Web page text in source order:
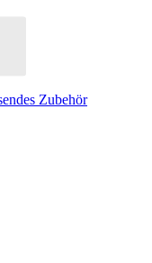
Zubehör